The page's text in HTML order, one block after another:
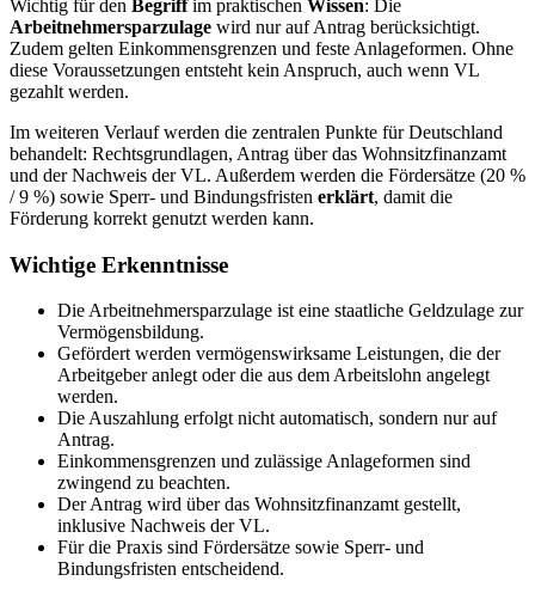
Wichtig für den Begriffim praktischen Wissen: Die
Arbeitnehmersparzulage wird nur auf Antrag berücksichtigt.
Zudem gelten Einkommensgrenzen und feste Anlageformen. Ohne
diese Voraussetzungen entsteht kein Anspruch, auch wenn VL
gezahlt werden.
Im weiteren Verlauf werden die zentralen Punkte für Deutschland
behandelt: Rechtsgrundlagen, Antrag über das Wohnsitzfinanzamt
und der Nachweis der VL. Außerdem werden die Fördersätze (20 %
/ 9 %) sowie Sperr- und Bindungsfristen erklärt, damit die
Förderung korrekt genutzt werden kann.
Wichtige Erkenntnisse
Die Arbeitnehmersparzulage ist eine staatliche Geldzulage zur
Vermögensbildung.
Gefördert werden vermögenswirksame Leistungen, die der
Arbeitgeber anlegt oder die aus dem Arbeitslohn angelegt
werden.
Die Auszahlung erfolgt nicht automatisch, sondern nur auf
Antrag.
Einkommensgrenzen und zulässige Anlageformen sind
zwingend zu beachten.
Der Antrag wird über das Wohnsitzfinanzamt gestellt,
inklusive Nachweis der VL.
Für die Praxis sind Fördersätze sowie Sperr- und
Bindungsfristen entscheidend.